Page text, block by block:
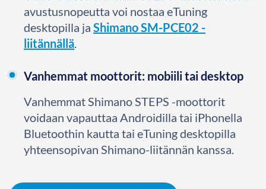
avustusnopeutta voi nostaa eTuning
desktopilla ja Shimano SM-PCE02 -
liitännällä.
Vanhemmat moottorit: mobiili tai desktop
Vanhemmat Shimano STEPS -moottorit
voidaan vapauttaa Androidilla tai iPhonella
Bluetoothin kautta tai eTuning desktopilla
yhteensopivan Shimano-liitännän kanssa.